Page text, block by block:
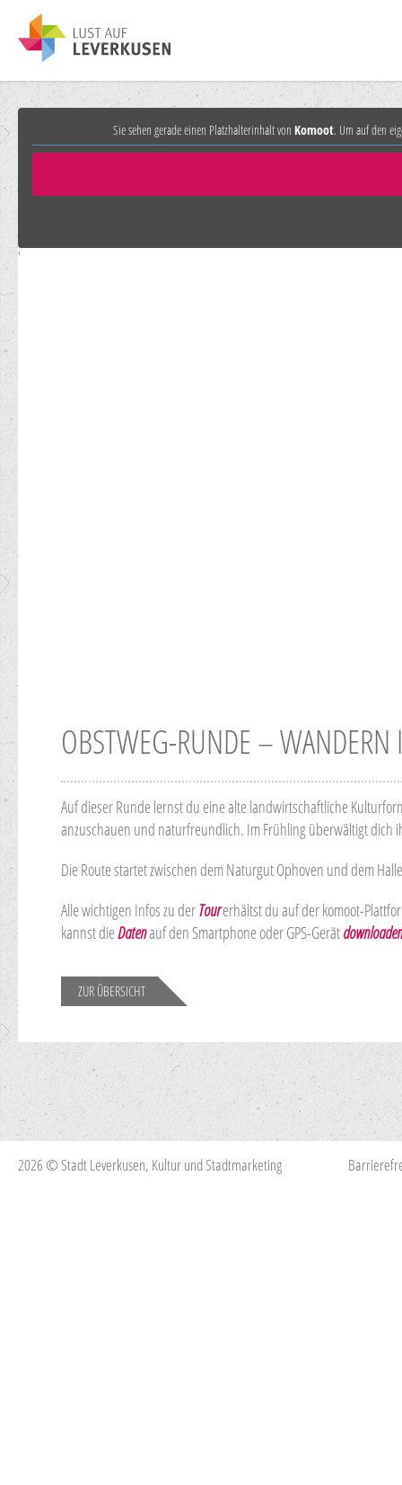
Sie sehen gerade einen Platzhalterinhalt von Komoot. Um auf den
'
OBSTWEG-RUNDE – WANDERN
Auf dieser Runde lernst du eine alte landwirtschaftliche
anzuschauen und naturfreundlich. Im Frühling überwältigt dich
Die Route startet zwischen dem Naturgut Ophoven und dem
Alle wichtigen Infos zu derTourerhältst du auf der komoot-
kannst dieDatenauf den Smartphone oder GPS-Gerätdownloaden
ZUR ÜBERSICHT
2026 © Stadt Leverkusen, Kultur und Stadtmarketing